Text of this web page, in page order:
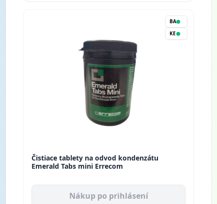
BA
KE
Čistiace tablety na odvod kondenzátu
Emerald Tabs mini Errecom
Nákup po prihlásení